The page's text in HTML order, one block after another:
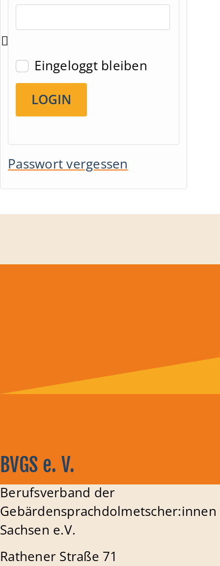
Eingeloggt bleiben
Passwort vergessen
BVGS e. V.
Berufsverband der
Gebärdensprachdolmetscher:innen
Sachsen e.V.
Rathener Straße 71